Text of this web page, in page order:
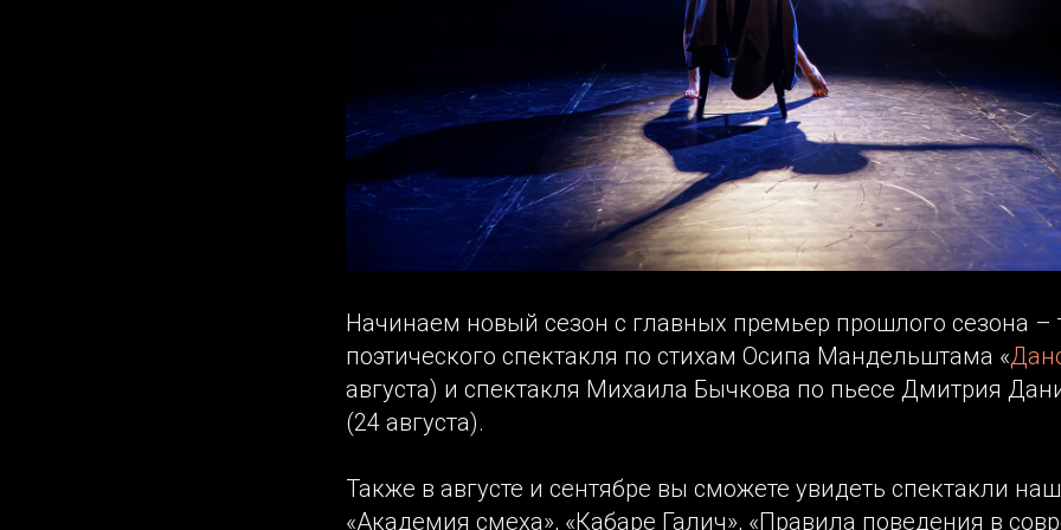
Начинаем новый сезон с главных премьер прошлого сезона –
поэтического спектакля по стихам Осипа Мандельштама «
августа) и спектакля Михаила Бычкова по пьесе Дмитрия
(24 августа).
Также в августе и сентябре вы сможете увидеть спектакли
«Академия смеха», «Кабаре Галич», «Правила поведения в